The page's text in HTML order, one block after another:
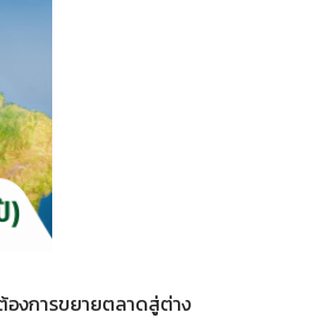
องการขยายตลาดสู่ต่าง